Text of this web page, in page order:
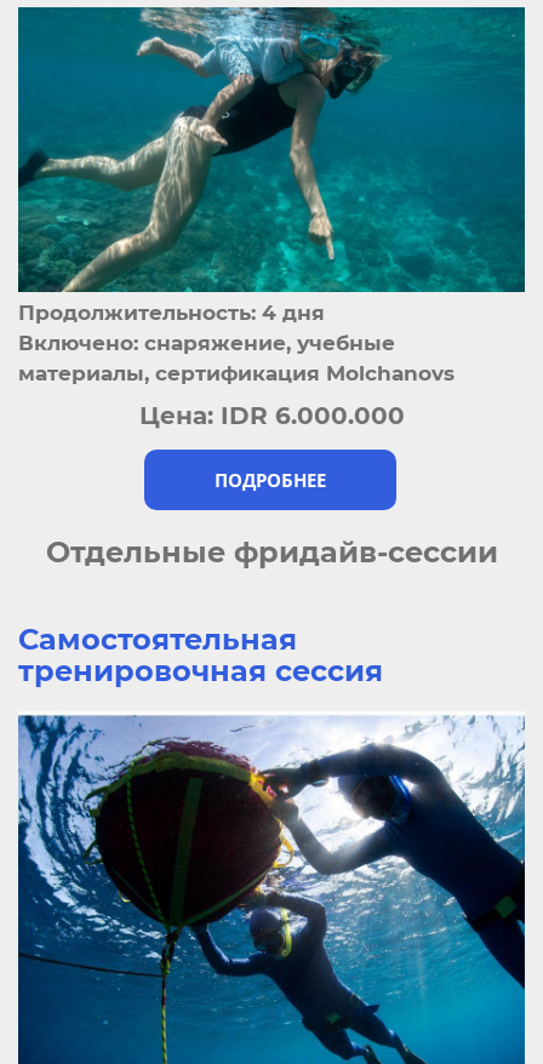
Продолжительность: 4 дня
Включено: снаряжение, учебные
материалы, сертификация Molchanovs
ПОДРОБНЕЕ
Цена: IDR 6.000.000
Отдельные фридайв-сессии
Самостоятельная
тренировочная сессия